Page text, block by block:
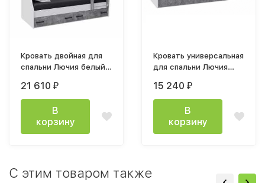
Кровать двойная для
спальни Лючия белый/
21 610 ₽
В
корзину
Кровать универсальная
для спальни Лючия
светлое
15 240 ₽
В
корзину
C этим товаром также